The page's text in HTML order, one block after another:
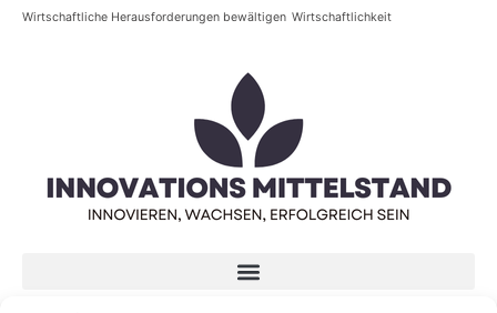
Wirtschaftliche Herausforderungen bewältigen Wirtschaftlichkeit